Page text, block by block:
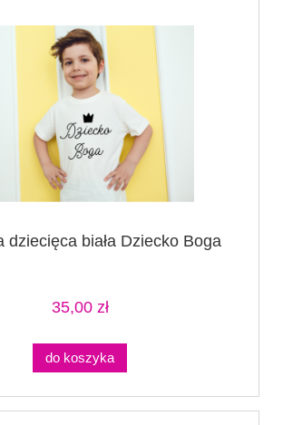
dziecięca biała Dziecko Boga
35,00 zł
do koszyka